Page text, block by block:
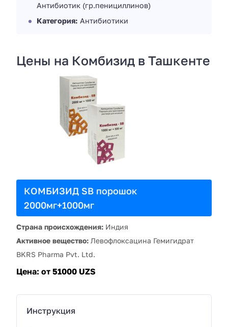
Антибиотик (гр.пенициллинов)
Категория: Антибиотики
Цены на Комбизид в Ташкенте
КОМБИЗИД SB порошок
2000мг+1000мг
Страна происхождения: Индия
Активное вещество: Левофлоксацина Гемигидрат
BKRS Pharma Pvt. Ltd.
Цена: от 51000 UZS
Инструкция